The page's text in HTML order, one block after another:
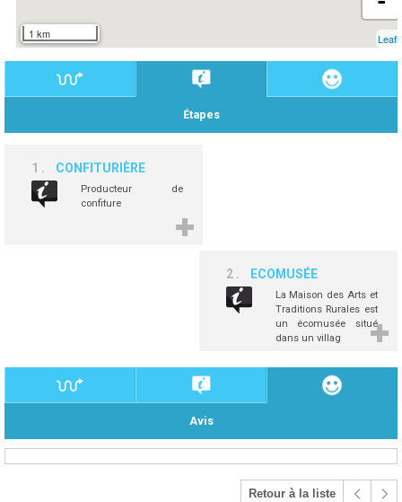
1 km
Étapes
1 CONFITURIÈRE
Producteur de
confiture
2 ECOMUSÉE
La Maison des Arts et
Traditions Rurales est
un écomusée situé
dans un villag
Avis
Retour à la liste